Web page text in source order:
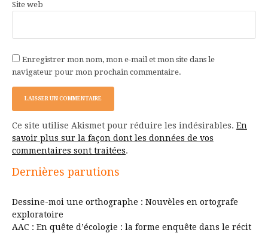
Site web
Enregistrer mon nom, mon e-mail et mon site dans le
navigateur pour mon prochain commentaire.
Ce site utilise Akismet pour réduire les indésirables. En
savoir plus sur la façon dont les données de vos
commentaires sont traitées.
Dernières parutions
Dessine-moi une orthographe : Nouvèles en ortografe
exploratoire
AAC : En quête d’écologie : la forme enquête dans le récit